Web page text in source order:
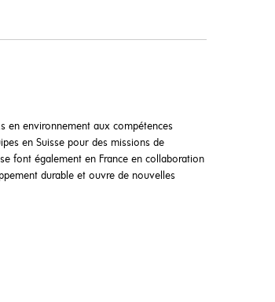
en environnement aux compétences
en Suisse pour des missions de
font également en France en collaboration
durable et ouvre de nouvelles